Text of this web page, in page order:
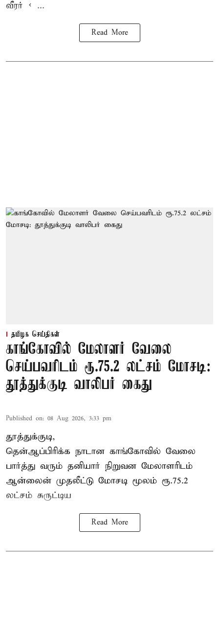
வீரர் < ...
Read More
தமிழக செய்திகள்
காங்கோவில் மேலாளர் வேலை
செய்பவரிடம் ரூ.75.2 லட்சம் மோசடி:
தூத்துக்குடி வாலிபர் கைது
Published on: 08 Aug 2026, 3:33 pm
தூத்துக்குடி,
தென்ஆப்பிரிக்க நாடான காங்கோவில் வேலை
பார்த்து வரும் தனியார் நிறுவன மேலாளரிடம்
ஆன்லைன் முதலீட்டு மோசடி மூலம் ரூ.75.2
லட்சம் சுருட்டிய
Read More